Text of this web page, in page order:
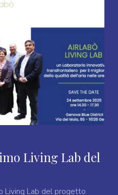
Living Lab del
Living Lab del progetto